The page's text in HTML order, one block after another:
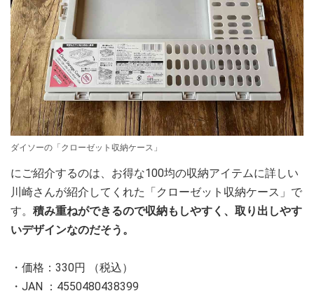
ダイソーの「クローゼット収納ケース」
にご紹介するのは、お得な100均の収納アイテムに詳しい
川崎さんが紹介してくれた「クローゼット収納ケース」で
す。 積み重ねができるので収納もしやすく、取り出しやす
いデザインなのだそう。
・価格：330円 （税込）
・JAN ：4550480438399